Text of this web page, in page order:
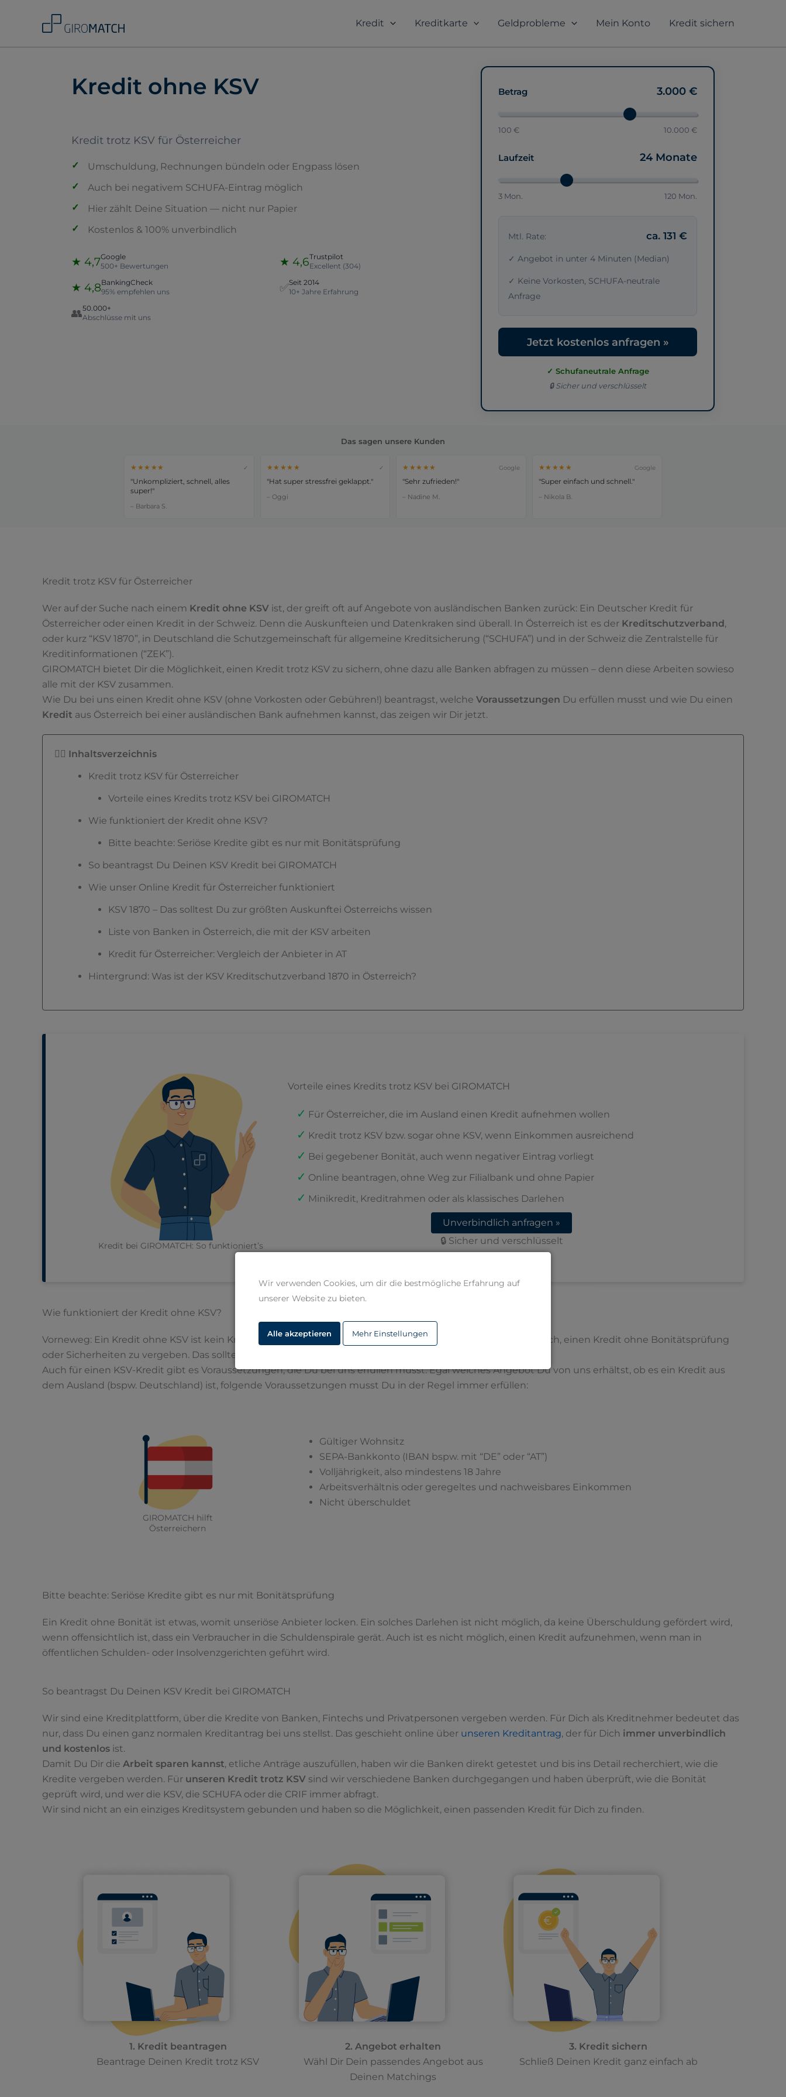
Kredit Kreditkarte Geldprobleme Mein Konto Kredit sichern
Kredit ohne KSV
Kredit trotz KSV für Österreicher
Umschuldung, Rechnungen bündeln oder Engpass lösen
Auch bei negativem SCHUFA-Eintrag möglich
Hier zählt Deine Situation — nicht nur Papier
Kostenlos & 100% unverbindlich
★ 4,7Google
500+ Bewertungen ★ 4,6Trustpilot
Excellent (304)
★ 4,8BankingCheck
95% empfehlen uns ✅Seit 2014
10+ Jahre Erfahrung
👥50.000+
Abschlüsse mit uns
Betrag 3.000 €
100 € 10.000 €
Laufzeit 24 Monate
3 Mon. 120 Mon.
Mtl. Rate: ca. 131 €
✓ Angebot in unter 4 Minuten (Median)
✓ Keine Vorkosten, SCHUFA-neutrale
Anfrage
Jetzt kostenlos anfragen »
✓ Schufaneutrale Anfrage
🔒 Sicher und verschlüsselt
Das sagen unsere Kunden
★★★★★ ✓
"Unkompliziert, schnell, alles
super!"
– Barbara S.
★★★★★ ✓
"Hat super stressfrei geklappt."
– Oggi
★★★★★ Google
"Sehr zufrieden!"
– Nadine M.
★★★★★ Google
"Super einfach und schnell."
– Nikola B.
Kredit trotz KSV für Österreicher
Wer auf der Suche nach einem Kredit ohne KSV ist, der greift oft auf Angebote von ausländischen Banken zurück: Ein Deutscher Kredit für
Österreicher oder einen Kredit in der Schweiz. Denn die Auskunfteien und Datenkraken sind überall. In Österreich ist es der Kreditschutzverband,
oder kurz “KSV 1870”, in Deutschland die Schutzgemeinschaft für allgemeine Kreditsicherung (“SCHUFA”) und in der Schweiz die Zentralstelle für
Kreditinformationen (“ZEK”).
GIROMATCH bietet Dir die Möglichkeit, einen Kredit trotz KSV zu sichern, ohne dazu alle Banken abfragen zu müssen – denn diese Arbeiten sowieso
alle mit der KSV zusammen.
Wie Du bei uns einen Kredit ohne KSV (ohne Vorkosten oder Gebühren!) beantragst, welche Voraussetzungen Du erfüllen musst und wie Du einen
Kredit aus Österreich bei einer ausländischen Bank aufnehmen kannst, das zeigen wir Dir jetzt.
👇🏼 Inhaltsverzeichnis
Kredit trotz KSV für Österreicher
Vorteile eines Kredits trotz KSV bei GIROMATCH
Wie funktioniert der Kredit ohne KSV?
Bitte beachte: Seriöse Kredite gibt es nur mit Bonitätsprüfung
So beantragst Du Deinen KSV Kredit bei GIROMATCH
Wie unser Online Kredit für Österreicher funktioniert
KSV 1870 – Das solltest Du zur größten Auskunftei Österreichs wissen
Liste von Banken in Österreich, die mit der KSV arbeiten
Kredit für Österreicher: Vergleich der Anbieter in AT
Hintergrund: Was ist der KSV Kreditschutzverband 1870 in Österreich?
Kredit bei GIROMATCH: So funktioniert’s
Vorteile eines Kredits trotz KSV bei GIROMATCH
Für Österreicher, die im Ausland einen Kredit aufnehmen wollen
Kredit trotz KSV bzw. sogar ohne KSV, wenn Einkommen ausreichend
Bei gegebener Bonität, auch wenn negativer Eintrag vorliegt
Online beantragen, ohne Weg zur Filialbank und ohne Papier
Minikredit, Kreditrahmen oder als klassisches Darlehen
Unverbindlich anfragen »
🔒 Sicher und verschlüsselt
Wie funktioniert der Kredit ohne KSV?
Vorneweg: Ein Kredit ohne KSV ist kein Kredit ohne Bonität. So schön es auch klingt, leider ist es nicht möglich, einen Kredit ohne Bonitätsprüfung
oder Sicherheiten zu vergeben. Das sollte klar sein, denn keiner verschenkt Geld.
Auch für einen KSV-Kredit gibt es Voraussetzungen, die Du bei uns erfüllen musst. Egal welches Angebot Du von uns erhältst, ob es ein Kredit aus
dem Ausland (bspw. Deutschland) ist, folgende Voraussetzungen musst Du in der Regel immer erfüllen:
GIROMATCH hilft
Österreichern
Gültiger Wohnsitz
SEPA-Bankkonto (IBAN bspw. mit “DE” oder “AT”)
Volljährigkeit, also mindestens 18 Jahre
Arbeitsverhältnis oder geregeltes und nachweisbares Einkommen
Nicht überschuldet
Bitte beachte: Seriöse Kredite gibt es nur mit Bonitätsprüfung
Ein Kredit ohne Bonität ist etwas, womit unseriöse Anbieter locken. Ein solches Darlehen ist nicht möglich, da keine Überschuldung gefördert wird,
wenn offensichtlich ist, dass ein Verbraucher in die Schuldenspirale gerät. Auch ist es nicht möglich, einen Kredit aufzunehmen, wenn man in
öffentlichen Schulden- oder Insolvenzgerichten geführt wird.
So beantragst Du Deinen KSV Kredit bei GIROMATCH
Wir sind eine Kreditplattform, über die Kredite von Banken, Fintechs und Privatpersonen vergeben werden. Für Dich als Kreditnehmer bedeutet das
nur, dass Du einen ganz normalen Kreditantrag bei uns stellst. Das geschieht online über unseren Kreditantrag, der für Dich immer unverbindlich
und kostenlos ist.
Damit Du Dir die Arbeit sparen kannst, etliche Anträge auszufüllen, haben wir die Banken direkt getestet und bis ins Detail recherchiert, wie die
Kredite vergeben werden. Für unseren Kredit trotz KSV sind wir verschiedene Banken durchgegangen und haben überprüft, wie die Bonität
geprüft wird, und wer die KSV, die SCHUFA oder die CRIF immer abfragt.
Wir sind nicht an ein einziges Kreditsystem gebunden und haben so die Möglichkeit, einen passenden Kredit für Dich zu finden.
1. Kredit beantragen
Beantrage Deinen Kredit trotz KSV
2. Angebot erhalten
Wähl Dir Dein passendes Angebot aus
Deinen Matchings
3. Kredit sichern
Schließ Deinen Kredit ganz einfach ab
Wir verwenden Cookies, um dir die bestmögliche Erfahrung auf
unserer Website zu bieten.
Alle akzeptieren Mehr Einstellungen